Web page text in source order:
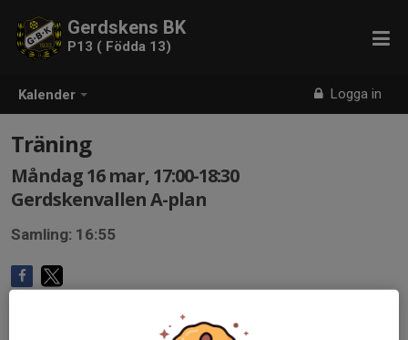
Kalender Logga in
Gerdskens BK
P13 ( Födda 13)
Träning
Måndag 16 mar, 17:00-18:30
Gerdskenvallen A-plan
Samling: 16:55